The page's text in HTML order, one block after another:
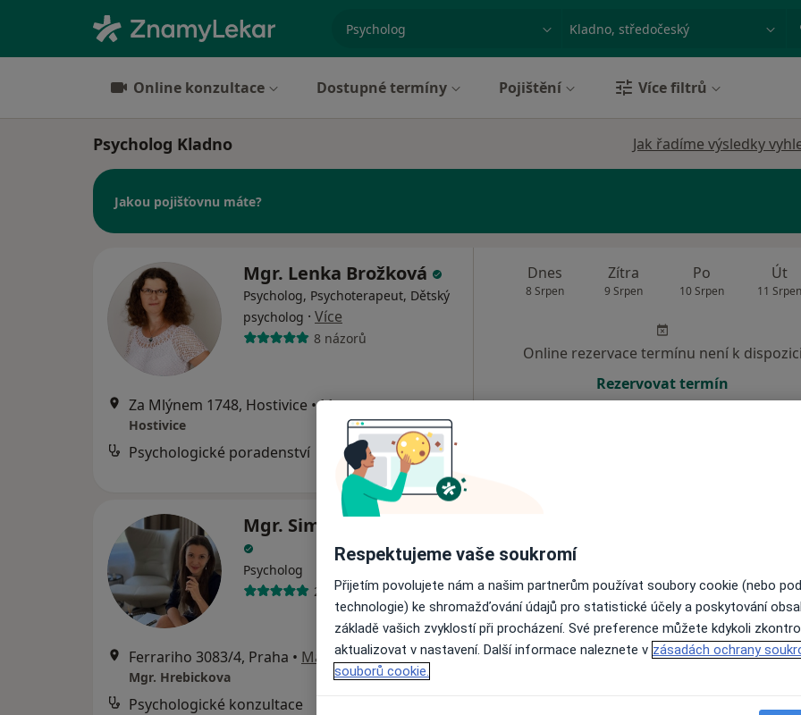
Město nebo region
Online konzultace Dostupné termíny Pojištění Více filtrů
Psycholog Kladno Jak řadíme výsledky
Jakou pojišťovnu máte?
Mgr. Lenka Brožková
Psycholog, Psychoterapeut, Dětský
psycholog · Více
8 názorů
Za Mlýnem 1748, Hostivice • Mapa
Hostivice
Psychologické poradenství 1 300 Kč
Dnes
8 Srpen
Zítra
9 Srpen
Po
10 Srpen
Út
11 Srpen
Online rezervace termínu není k dispozici
Rezervovat termín
Mgr. Simona Hřebíčková
Psycholog
2 názory
Ferrariho 3083/4, Praha • Mapa
Mgr. Hrebickova
Psychologické konzultace
Online rezervace termínu není k
Rezervovat termín
Respektujeme vaše soukromí
Přijetím povolujete nám a našim partnerům používat soubory cookie (nebo
technologie) ke shromažďování údajů pro statistické účely a poskytování
základě vašich zvyklostí při procházení. Své preference můžete kdykoli
aktualizovat v nastavení. Další informace naleznete v zásadách ochrany
souborů cookie.